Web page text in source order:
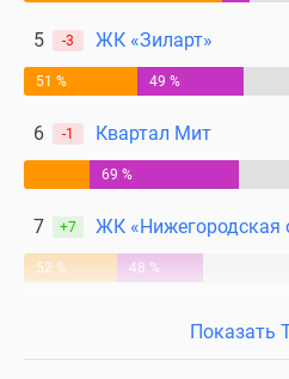
5 -3 ЖК «Зиларт»
51 % 49 %
6 -1 Квартал Мит
69 %
7 +7 ЖК «Нижегородская
52 % 48 %
Показать